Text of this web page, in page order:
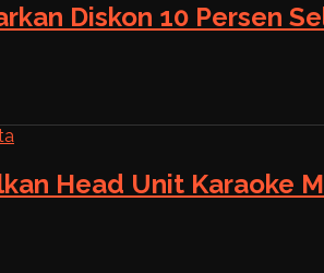
Diskon 10 Persen
Head Unit Karaoke